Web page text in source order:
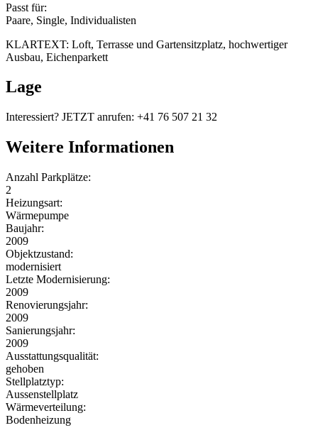
Passt für:
Paare, Single, Individualisten
KLARTEXT: Loft, Terrasse und Gartensitzplatz, hochwertiger
Ausbau, Eichenparkett
Lage
Interessiert? JETZT anrufen: +41 76 507 21 32
Weitere Informationen
Anzahl Parkplätze:
2
Heizungsart:
Wärmepumpe
Baujahr:
2009
Objektzustand:
modernisiert
Letzte Modernisierung:
2009
Renovierungsjahr:
2009
Sanierungsjahr:
2009
Ausstattungsqualität:
gehoben
Stellplatztyp:
Aussenstellplatz
Wärmeverteilung:
Bodenheizung